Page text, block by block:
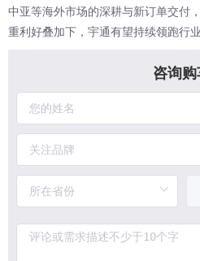
中亚等海外市场的深耕与新订单交付
重利好叠加下，宇通有望持续领跑行
咨询